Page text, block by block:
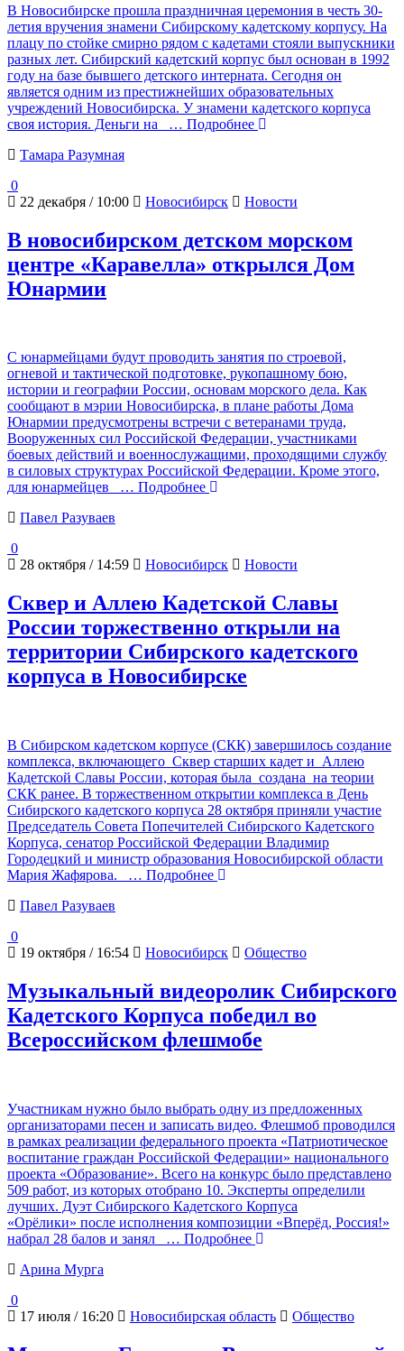
В Новосибирске прошла праздничная церемония в честь 30-
летия вручения знамени Сибирскому кадетскому корпусу. На
плацу по стойке смирно рядом с кадетами стояли выпускники
разных лет. Сибирский кадетский корпус был основан в 1992
году на базе бывшего детского интерната. Сегодня он
является одним из престижнейших образовательных
учреждений Новосибирска. У знамени кадетского корпуса
своя история. Деньги на
… Подробнее
Тамара Разумная
0
22 декабря / 10:00
Новосибирск Новости
В новосибирском детском морском
центре «Каравелла» открылся Дом
Юнармии
С юнармейцами будут проводить занятия по строевой,
огневой и тактической подготовке, рукопашному бою,
истории и географии России, основам морского дела. Как
сообщают в мэрии Новосибирска, в плане работы Дома
Юнармии предусмотрены встречи с ветеранами труда,
Вооруженных сил Российской Федерации, участниками
боевых действий и военнослужащими, проходящими службу
в силовых структурах Российской Федерации. Кроме этого,
для юнармейцев
… Подробнее
Павел Разуваев
0
28 октября / 14:59
Новосибирск Новости
Сквер и Аллею Кадетской Славы
России торжественно открыли на
территории Сибирского кадетского
корпуса в Новосибирске
В Сибирском кадетском корпусе (СКК) завершилось создание
комплекса, включающего Сквер старших кадет и Аллею
Кадетской Славы России, которая была создана на теории
СКК ранее. В торжественном открытии комплекса в День
Сибирского кадетского корпуса 28 октября приняли участие
Председатель Совета Попечителей Сибирского Кадетского
Корпуса, сенатор Российской Федерации Владимир
Городецкий и министр образования Новосибирской области
Мария Жафярова.
… Подробнее
Павел Разуваев
0
19 октября / 16:54
Новосибирск Общество
Музыкальный видеоролик Сибирского
Кадетского Корпуса победил во
Всероссийском флешмобе
Участникам нужно было выбрать одну из предложенных
организаторами песен и записать видео. Флешмоб проводился
в рамках реализации федерального проекта «Патриотическое
воспитание граждан Российской Федерации» национального
проекта «Образование». Всего на конкурс было представлено
509 работ, из которых отобрано 10. Эксперты определили
лучших. Дуэт Сибирского Кадетского Корпуса
«Орёлики» после исполнения композиции «Вперёд, Россия!»
набрал 28 балов и занял
… Подробнее
Арина Мурга
0
17 июля / 16:20
Новосибирская область Общество